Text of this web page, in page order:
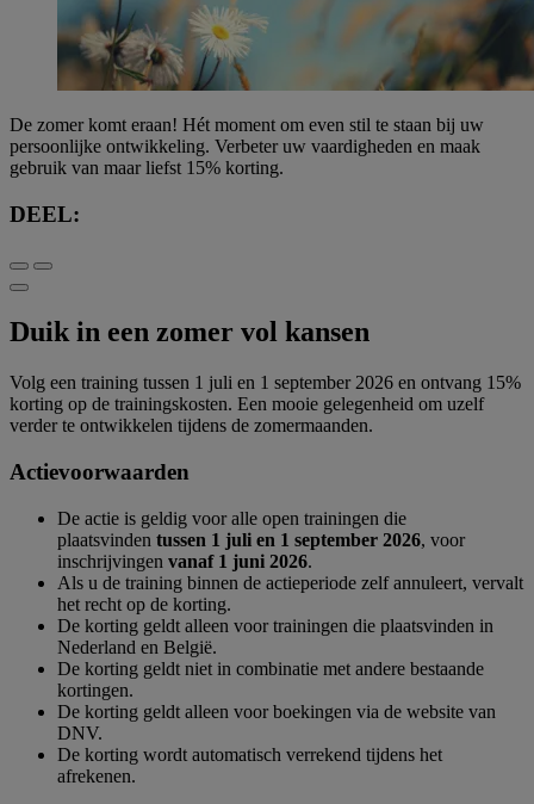
De zomer komt eraan! Hét moment om even stil te staan bij uw
persoonlijke ontwikkeling. Verbeter uw vaardigheden en maak
gebruik van maar liefst 15% korting.
DEEL:
Duik in een zomer vol kansen
Volg een training tussen 1 juli en 1 september 2026 en ontvang 15%
korting op de trainingskosten. Een mooie gelegenheid om uzelf
verder te ontwikkelen tijdens de zomermaanden.
Actievoorwaarden
De actie is geldig voor alle open trainingen die
plaatsvinden tussen 1 juli en 1 september 2026, voor
inschrijvingen vanaf 1 juni 2026.
Als u de training binnen de actieperiode zelf annuleert, vervalt
het recht op de korting.
De korting geldt alleen voor trainingen die plaatsvinden in
Nederland en België.
De korting geldt niet in combinatie met andere bestaande
kortingen.
De korting geldt alleen voor boekingen via de website van
DNV.
De korting wordt automatisch verrekend tijdens het
afrekenen.